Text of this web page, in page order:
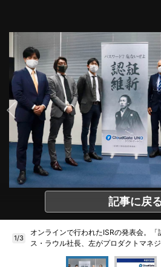
記事に戻
1/3
オンラインで行われたISRの発表会。
ス・ラウル社長、左がプロダクトマネ